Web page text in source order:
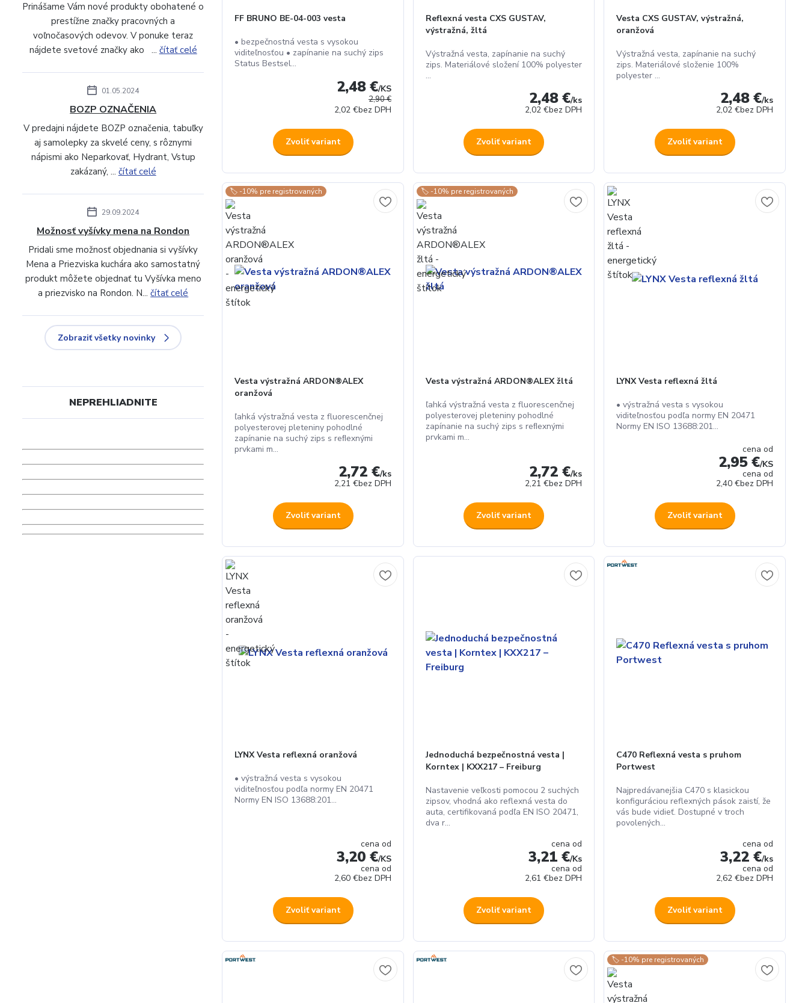
FF BRUNO BE-04-003 vesta
• bezpečnostná vesta s vysokou
viditeľnosťou • zapínanie na suchý zips
Status Bestsel...
2,90 €
2,48 €/KS
2,02 €bez DPH
Zvoliť variant
Reflexná vesta CXS GUSTAV,
výstražná, žltá
Výstražná vesta, zapínanie na suchý
zips. Materiálové složení 100% polyester
...
2,48 €/ks
2,02 €bez DPH
Zvoliť variant
Vesta CXS GUSTAV, výstražná,
oranžová
Výstražná vesta, zapínanie na suchý
zips. Materiálové složenie 100%
polyester ...
2,48 €/ks
2,02 €bez DPH
Zvoliť variant
🏷️ -10% pre registrovaných
Vesta výstražná ARDON®ALEX
oranžová
ľahká výstražná vesta z fluorescenčnej
polyesterovej pleteniny pohodlné
zapínanie na suchý zips s reﬂexnými
prvkami m...
2,72 €/ks
2,21 €bez DPH
Zvoliť variant
🏷️ -10% pre registrovaných
Vesta výstražná ARDON®ALEX žltá
ľahká výstražná vesta z fluorescenčnej
polyesterovej pleteniny pohodlné
zapínanie na suchý zips s reﬂexnými
prvkami m...
2,72 €/ks
2,21 €bez DPH
Zvoliť variant
LYNX Vesta reflexná žltá
• výstražná vesta s vysokou
viditeľnosťou podľa normy EN 20471
Normy EN ISO 13688:201...
cena od
2,95 €/KS
cena od
2,40 €bez DPH
Zvoliť variant
LYNX Vesta reflexná oranžová
• výstražná vesta s vysokou
viditeľnosťou podľa normy EN 20471
Normy EN ISO 13688:201...
cena od
3,20 €/KS
cena od
2,60 €bez DPH
Zvoliť variant
Jednoduchá bezpečnostná vesta |
Korntex | KXX217 – Freiburg
Nastavenie veľkosti pomocou 2 suchých
zipsov, vhodná ako reflexná vesta do
auta, certifikovaná podľa EN ISO 20471,
dva r...
cena od
3,21 €/Ks
cena od
2,61 €bez DPH
Zvoliť variant
C470 Reflexná vesta s pruhom
Portwest
Najpredávanejšia C470 s klasickou
konfiguráciou reflexných pások zaistí, že
vás bude vidieť. Dostupné v troch
povolených...
cena od
3,22 €/ks
cena od
2,62 €bez DPH
Zvoliť variant
🏷️ -10% pre registrovaných
Prinášame Vám nové produkty obohatené o
prestížne značky pracovných a
voľnočasových odevov. V ponuke teraz
nájdete svetové značky ako ... čítať celé
01.05.2024
BOZP OZNAČENIA
V predajni nájdete BOZP označenia, tabuľky
aj samolepky za skvelé ceny, s rôznymi
nápismi ako Neparkovať, Hydrant, Vstup
zakázaný, ... čítať celé
29.09.2024
Možnosť vyšívky mena na Rondon
Pridali sme možnosť objednania si vyšívky
Mena a Priezviska kuchára ako samostatný
produkt môžete objednať tu Vyšívka meno
a priezvisko na Rondon. N...čítať celé
Zobraziť všetky novinky
NEPREHLIADNITE